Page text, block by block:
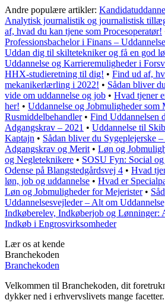
Andre populære artikler:
Analytisk journalistik og journalistisk
af, hvad du kan tjene som Procesoperatør!
Professionsbachelor i Finans –
Uddan dig til skiltetekniker og få en god
Uddannelse og Karrieremuligheder i
HHX-studieretning til dig! • Find ud af,
mekanikerlærling i 2022! • Sådan bliver
vide om uddannelse og job • Hvad tjener
her! • Uddannelse og Jobmuligheder som
Rusmiddelbehandler• Find Uddannelsen
Adgangskrav – 2021 • Uddannelse til
Kaptajn • Sådan bliver du Sygeplejerske
Adgangskrav og Merit • Løn og
og Negleteknikere • SOSU Fyn: Social
Odense på Blangstedgårdsvej 4 • Hvad
løn, job og uddannelse • Hvad er
Løn og Jobmuligheder for Mejerister•
Uddannelsesvejleder – Alt om
Indkøberelev, Indkøberjob og Lønninger:
Indkøb i Engrosvirksomheder
Lær os at kende
Branchekoden
Branchekoden
Velkommen til Branchekoden, dit
dykker ned i erhvervslivets mange